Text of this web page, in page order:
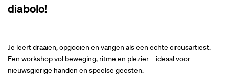
diabolo!
Je leert draaien, opgooien en vangen als een echte circusartiest.
Een workshop vol beweging, ritme en plezier – ideaal voor
nieuwsgierige handen en speelse geesten.